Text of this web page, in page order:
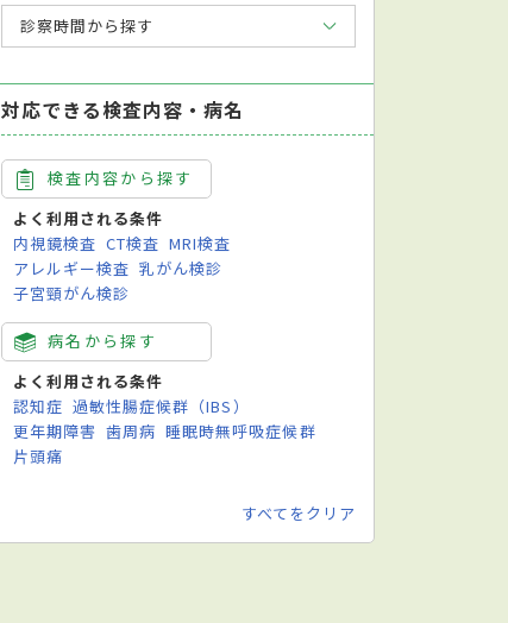
診察時間から探す
対応できる検査内容・病名
検査内容から探す
よく利用される条件
内視鏡検査 CT検査 MRI検査
アレルギー検査 乳がん検診
子宮頸がん検診
病名から探す
よく利用される条件
認知症 過敏性腸症候群（IBS）
更年期障害 歯周病 睡眠時無呼吸症候群
片頭痛
すべてをクリア